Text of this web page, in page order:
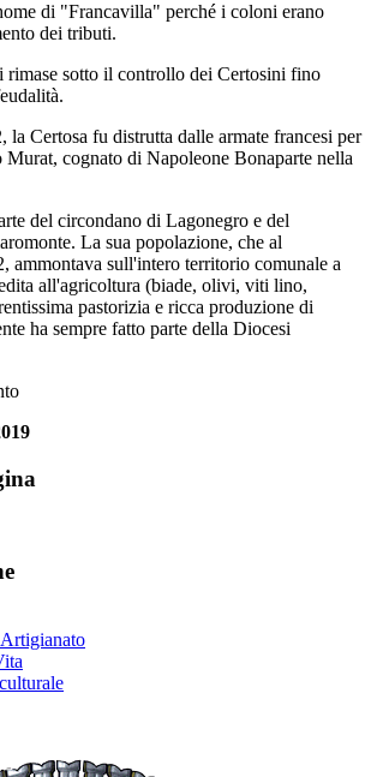
di "Francavilla" perché i coloni erano
dei tributi.
rimase sotto il controllo dei Certosini fino
la Certosa fu distrutta dalle armate francesi per
cognato di Napoleone Bonaparte nella
del circondano di Lagonegro e del
La sua popolazione, che al
ammontava sull'intero territorio comunale a
all'agricoltura (biade, olivi, viti lino,
pastorizia e ricca produzione di
ha sempre fatto parte della Diocesi